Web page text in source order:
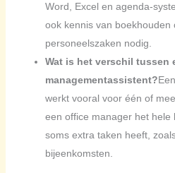
Word, Excel en agenda-
ook kennis van boekhouden
personeelszaken nodig.
Wat is het verschil tussen
managementassistent?
werkt vooral voor één of
een office manager het hele
soms extra taken heeft,
bijeenkomsten.